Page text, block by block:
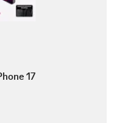
17